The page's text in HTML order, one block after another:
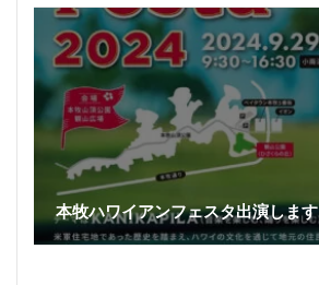
本牧ハワイアンフェスタ出演します